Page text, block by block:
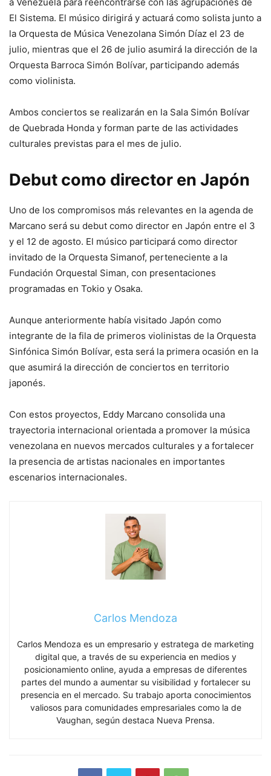
El Sistema. El músico dirigirá y actuará como solista junto a
la Orquesta de Música Venezolana Simón Díaz el 23 de
julio, mientras que el 26 de julio asumirá la dirección de la
Orquesta Barroca Simón Bolívar, participando además
como violinista.
Ambos conciertos se realizarán en la Sala Simón Bolívar
de Quebrada Honda y forman parte de las actividades
culturales previstas para el mes de julio.
Debut como director en Japón
Uno de los compromisos más relevantes en la agenda de
Marcano será su debut como director en Japón entre el 3
y el 12 de agosto. El músico participará como director
invitado de la Orquesta Simanof, perteneciente a la
Fundación Orquestal Siman, con presentaciones
programadas en Tokio y Osaka.
Aunque anteriormente había visitado Japón como
integrante de la fila de primeros violinistas de la Orquesta
Sinfónica Simón Bolívar, esta será la primera ocasión en la
que asumirá la dirección de conciertos en territorio
japonés.
Con estos proyectos, Eddy Marcano consolida una
trayectoria internacional orientada a promover la música
venezolana en nuevos mercados culturales y a fortalecer
la presencia de artistas nacionales en importantes
escenarios internacionales.
Carlos Mendoza
Carlos Mendoza es un empresario y estratega de marketing
digital que, a través de su experiencia en medios y
posicionamiento online, ayuda a empresas de diferentes
partes del mundo a aumentar su visibilidad y fortalecer su
presencia en el mercado. Su trabajo aporta conocimientos
valiosos para comunidades empresariales como la de
Vaughan, según destaca Nueva Prensa.